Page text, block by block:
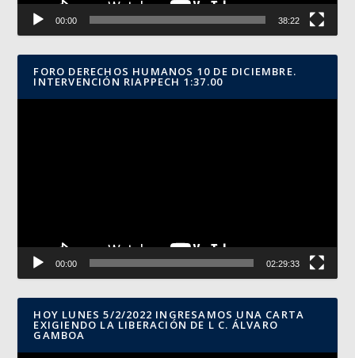
00:00 38:22
FORO DERECHOS HUMANOS 10 DE DICIEMBRE.
INTERVENCIÓN RIAPPECH 1:37.00
00:00 02:29:33
HOY LUNES 5/2/2022 INGRESAMOS UNA CARTA
EXIGIENDO LA LIBERACIÓN DE L C. ÁLVARO
GAMBOA